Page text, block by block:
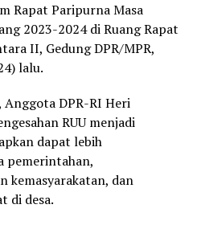
Rapat Paripurna Masa
2023-2024 di Ruang Rapat
II, Gedung DPR/MPR,
lalu.
DPR-RI Heri
RUU menjadi
dapat lebih
pemerintahan,
kemasyarakatan, dan
di desa.